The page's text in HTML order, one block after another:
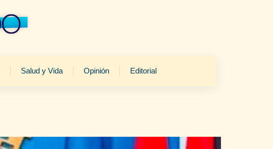
Salud y Vida Opinión Editorial